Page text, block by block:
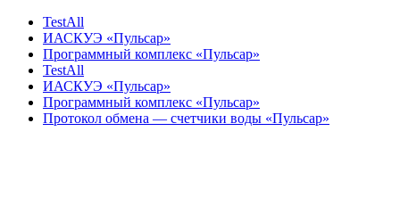
TestAll
ИАСКУЭ «Пульсар»
Программный комплекс «Пульсар»
TestAll
ИАСКУЭ «Пульсар»
Программный комплекс «Пульсар»
Протокол обмена — счетчики воды «Пульсар»